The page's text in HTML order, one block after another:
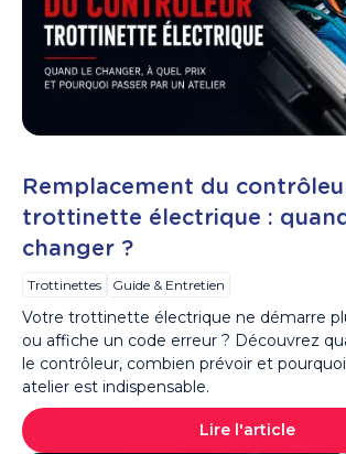
Remplacement du
trottinette électrique :
changer ?
Trottinettes Guide & Entretien
Votre trottinette électrique ne démarre
ou affiche un code erreur ? Découvrez
le contrôleur, combien prévoir et
atelier est indispensable.
Lire l'article